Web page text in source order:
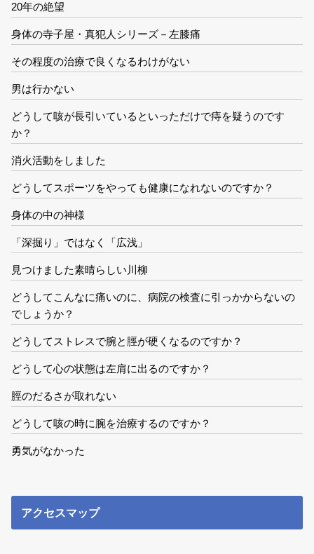
20年の絶望
身体の寺子屋・真犯人シリーズ－左膝痛
その程度の治療で良くなるわけがない
男は行かない
どうして咳が長引いているといっただけで痔を疑うのです
か？
消火活動をしました
どうしてスポーツをやっても健康になれないのですか？
身体の中の神様
「深掘り」ではなく「広浅」
見つけました素晴らしい川柳
どうしてこんなに痛いのに、病院の検査に引っかからないの
でしょうか？
どうしてストレスで腕と脛が硬くなるのですか？
どうして心の状態は左肩に出るのですか？
脛のだるさが取れない
どうして咳の時に腕を治療するのですか？
勇気がなかった
アクセスマップ